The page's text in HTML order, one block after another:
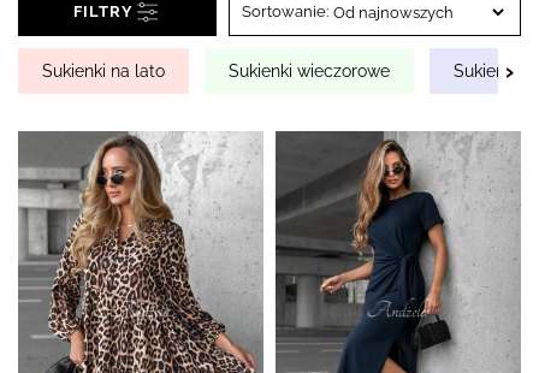
FILTRY Sortowanie:
Sukienki na lato Sukienki wieczorowe Sukienki
›